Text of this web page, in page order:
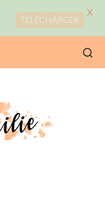
TÉLÉCHARGER
X